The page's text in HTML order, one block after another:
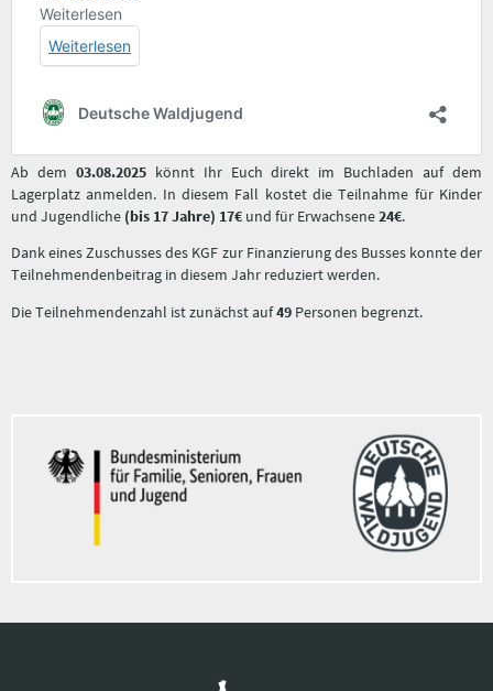
Ab dem 03.08.2025könnt Ihr Euch direkt im Buchladen auf dem
Lagerplatz anmelden. In diesem Fall kostet die Teilnahme für Kinder
und Jugendliche (bis 17 Jahre) 17€ und für Erwachsene24€.
Dank eines Zuschusses des KGF zur Finanzierung des Busses konnte der
Teilnehmendenbeitrag in diesem Jahr reduziert werden.
Die Teilnehmendenzahl ist zunächst auf49 Personen begrenzt.